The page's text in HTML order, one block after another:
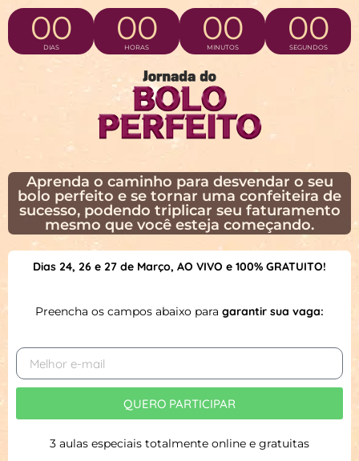
00
DIAS 00
HORAS 00
MINUTOS 00
SEGUNDOS
Aprenda o caminho para desvendar o seu
bolo perfeito e se tornar uma confeiteira de
sucesso, podendo triplicar seu faturamento
mesmo que você esteja começando.
Dias 24, 26 e 27 de Março, AO VIVO e 100% GRATUITO!
Preencha os campos abaixo para garantir sua vaga:
QUERO PARTICIPAR
3 aulas especiais totalmente online e gratuitas